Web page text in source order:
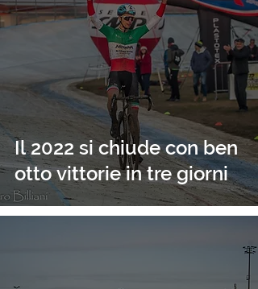
Il 2022 si chiude con ben
otto vittorie in tre giorni